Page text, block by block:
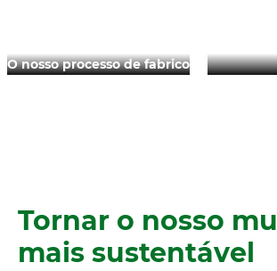
O nosso processo de fabrico
Tornar o nosso
mais sustentável